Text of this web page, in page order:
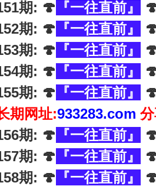
期: 🍄 『一往直前』
期: 🍄 『一往直前』
期: 🍄 『一往直前』
期: 🍄 『一往直前』
期: 🍄 『一往直前』
期网址:933283.com
期: 🍄 『一往直前』
期: 🍄 『一往直前』
期: 🍄 『一往直前』